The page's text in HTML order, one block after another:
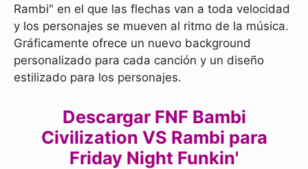
Rambi" en el que las flechas van a toda velocidad
y los personajes se mueven al ritmo de la música.
Gráficamente ofrece un nuevo background
personalizado para cada canción y un diseño
estilizado para los personajes.
Descargar FNF Bambi
Civilization VS Rambi para
Friday Night Funkin'